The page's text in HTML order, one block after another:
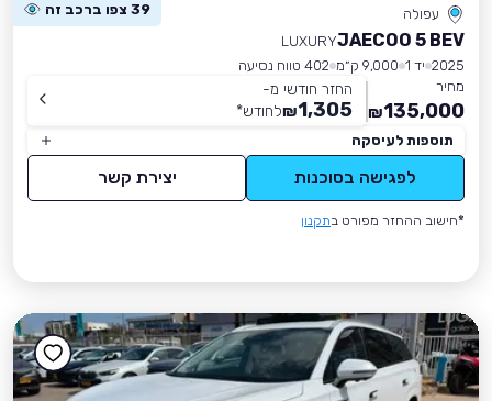
עפולה 39 צפו ברכב זה
JAECOO 5 BEV
LUXURY
2025 יד 1 9,000 ק״מ
402 טווח נסיעה
מחיר
135,000
₪
החזר חודשי מ-
1,305
₪לחודש*
תוספות לעיסקה
לפגישה בסוכנות יצירת קשר
*חישוב ההחזר מפורט בתקנון